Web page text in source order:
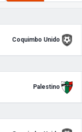
Coquimbo Unido
Palestino